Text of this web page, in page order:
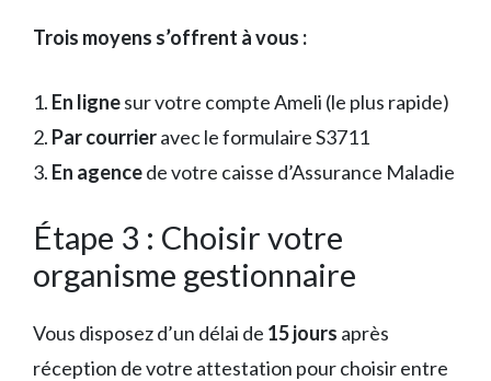
Trois moyens s’offrent à vous :
1. En lignesur votre compte Ameli (le plus rapide)
2. Par courrieravec le formulaire S3711
3. En agencede votre caisse d’Assurance Maladie
Étape 3 : Choisir votre
organisme gestionnaire
Vous disposez d’un délai de 15 jours après
réception de votre attestation pour choisir entre